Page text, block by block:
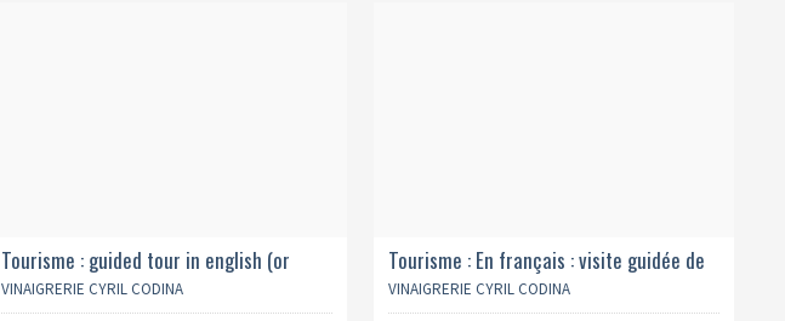
Tourisme : guided tour in english (or
other languages)
VINAIGRERIE CYRIL CODINA
Tourisme : En français : visite guidée de
la vinaigrerie
VINAIGRERIE CYRIL CODINA